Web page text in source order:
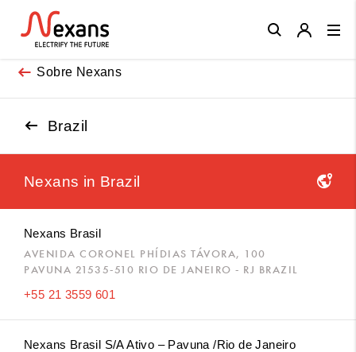
Sobre Nexans
Brazil
Nexans in Brazil
Nexans Brasil
AVENIDA CORONEL PHÍDIAS TÁVORA, 100
PAVUNA 21535-510 RIO DE JANEIRO - RJ BRAZIL
+55 21 3559 601
Nexans Brasil S/A Ativo – Pavuna /Rio de Janeiro
Close